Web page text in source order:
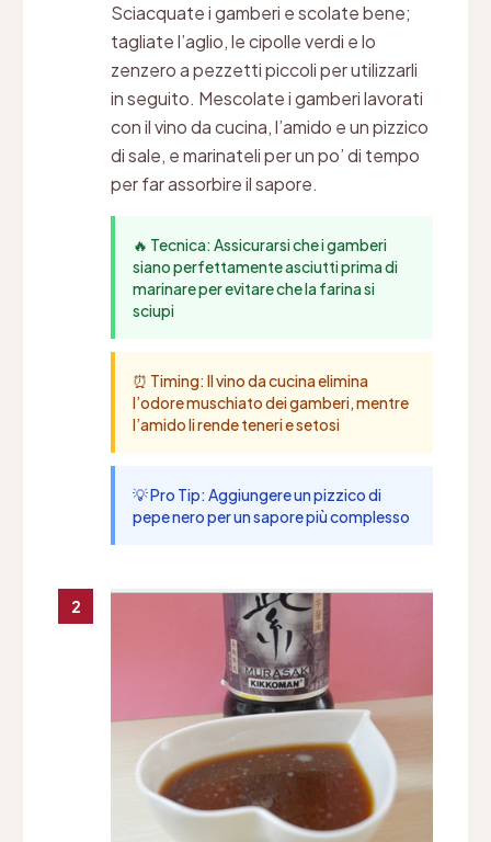
Sciacquate i gamberi e scolate bene;
tagliate l’aglio, le cipolle verdi e lo
zenzero a pezzetti piccoli per utilizzarli
in seguito. Mescolate i gamberi lavorati
con il vino da cucina, l’amido e un pizzico
di sale, e marinateli per un po’ di tempo
per far assorbire il sapore.
🔥 Tecnica: Assicurarsi che i gamberi
siano perfettamente asciutti prima di
marinare per evitare che la farina si
sciupi
⏰ Timing: Il vino da cucina elimina
l’odore muschiato dei gamberi, mentre
l’amido li rende teneri e setosi
💡 Pro Tip: Aggiungere un pizzico di
pepe nero per un sapore più complesso
2